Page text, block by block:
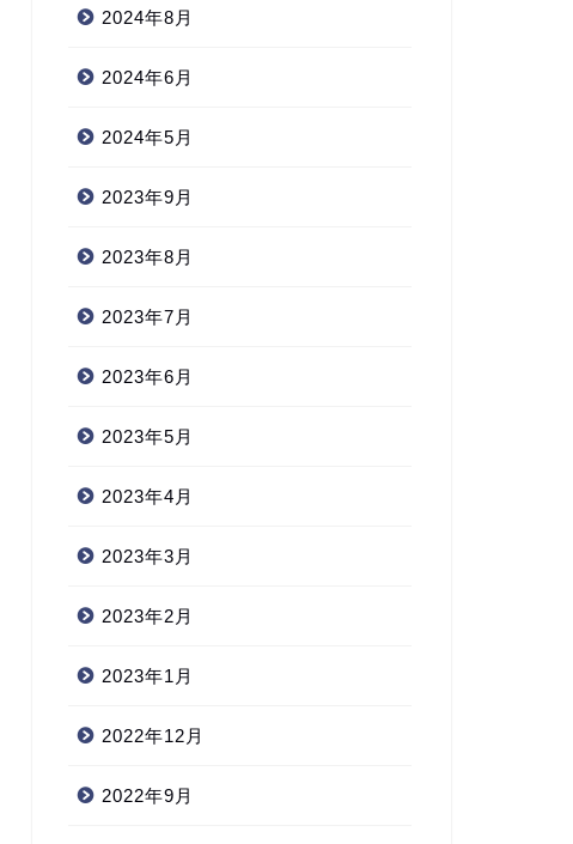
2024年8月
2024年6月
2024年5月
2023年9月
2023年8月
2023年7月
2023年6月
2023年5月
2023年4月
2023年3月
2023年2月
2023年1月
2022年12月
2022年9月